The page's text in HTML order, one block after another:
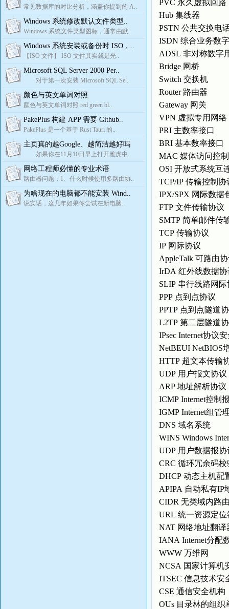
常见数据库的对比分析，涵盖你提到的 A..
Windows 系统修改默认文件类型..
Windows 系统文件类型图标，通常由默..
Windows 系统安装或备份时 ISO，..
【ISO 文件】 ISO 文件其实就是光..
Microsoft SQL Server 2000 Per..
对于第一次安装 Microsoft SQL Se..
颜色与英文单词对照
颜色与英文单词对照 red green bl..
PakePlus 构建 APP 需要 Github..
PakePlus 是一个基于 Rust Tauri 的..
主页真的越Google、越简洁越好吗
如果你在11月10日早上打开雅虎中..
网络工程师必懂的专业术语
路由器问题：1、什么时候使用多路由协..
为啥现在的电脑都不能安装 Wind..
说实话，这几年如果你尝试在新电脑..
PVC 永久虚拟回
Hub 集线器
PSTN 公共交换电
ISDN 综合业务数
ADSL 非对称数字
Bridge 网桥
Switch 交换机
Router 路由器
Gateway 网关
VPN 虚拟专用网
PRI 主数率接口
BRI 基本数率接口
MAC 媒体访问控
OSI 开放式系统互
TCP/IP 传输控制
IPX/SPX 网际数
FTP 文件传输协议
SMTP 简单邮件传
TCP 传输协议
IP 网际协议
AppleTalk 可路由
IrDA 红外线数据
SLIP 串行线路网
PPP 点到点协议
PPTP 点到点隧道
L2TP 第二层隧道
IPsec Internet协议
NetBEUI NetBIOS
HTTP 超文本传输
UDP 用户报文协
ARP 地址解析协
ICMP Internet控制
IGMP Internet组管
DNS 域名系统
WINS Windows
UDP 用户数据报
CRC 循环冗余码
DHCP 动态主机
APIPA 自动私有
CIDR 无类域内路
URL 统一资源定
NAT 网络地址翻
IANA Internet分配
WWW 万维网
NCSA 国家计算
ITSEC 信息技术
CSE 通信安全机构
OUs 目录林的组